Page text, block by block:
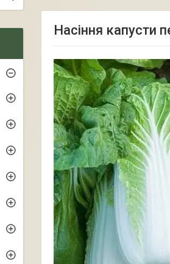
Насіння капусти